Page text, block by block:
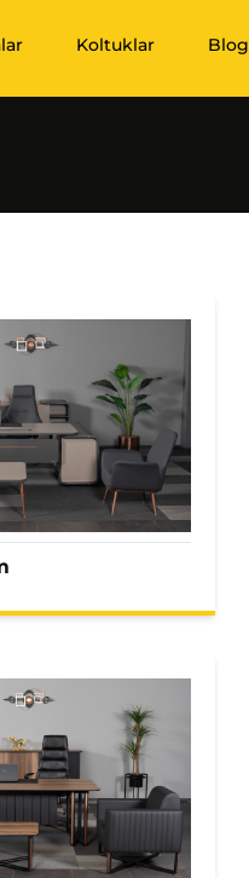
Koltuklar Blog